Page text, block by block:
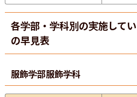
各学部・学科別の実施して
の早見表
服飾学部服飾学科